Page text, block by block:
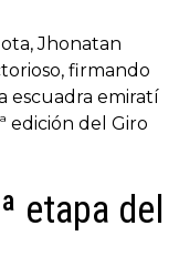
Jhonatan
firmando
escuadra emiratí
edición del Giro
etapa del